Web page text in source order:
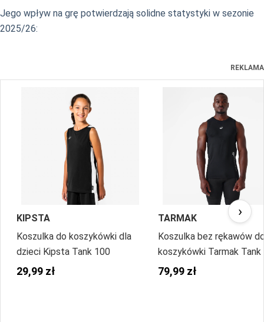
Jego wpływ na grę potwierdzają solidne statystyki w sezonie
2025/26:
REKLAMA
KIPSTA
Koszulka do koszykówki dla
dzieci Kipsta Tank 100
29,99 zł
TARMAK
Koszulka bez rękawów
koszykówki Tarmak Tank
NBA
79,99 zł
›